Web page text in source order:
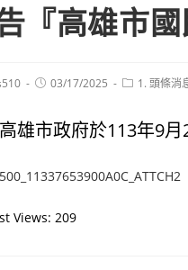
『高雄市國
Post03/17/2025
Post1. 頭條消
雄市政府於113年9
Views: 209